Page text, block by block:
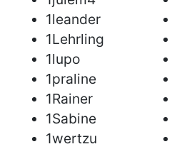
1leander
1Lehrling
1lupo
1praline
1Rainer
1Sabine
1wertzu